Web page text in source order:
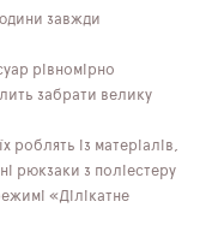
завжди
рівномірно
забрати велику
роблять із матеріалів,
рюкзаки з поліестеру
«Ділікатне